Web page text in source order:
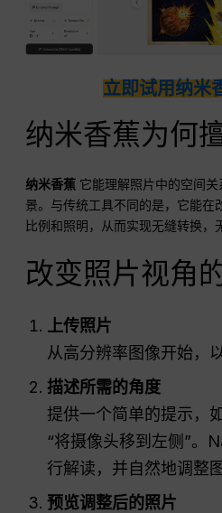
立即试用纳米
纳米香蕉为何
纳米香蕉 它能理解照片中的空间
景。与传统工具不同的是，它能在
比例和照明，从而实现无缝转换，
改变照片视角
上传照片
从高分辨率图像开始，
描述所需的角度
提供一个简单的提示，
“将摄像头移到左侧”。
行解读，并自然地调整
预览调整后的照片